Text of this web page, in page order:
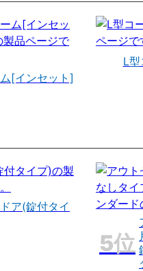
[インセット]
L
ア(錠付タイ